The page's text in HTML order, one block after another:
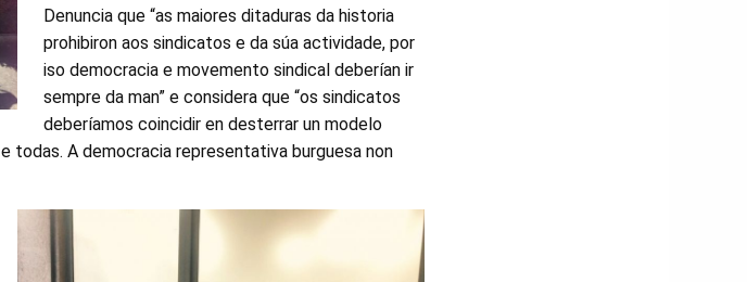
Denuncia que “as maiores ditaduras da historia
prohibiron aos sindicatos e da súa actividade, por
iso democracia e movemento sindical deberían ir
sempre da man” e considera que “os sindicatos
deberíamos coincidir en desterrar un modelo
todas. A democracia representativa burguesa non